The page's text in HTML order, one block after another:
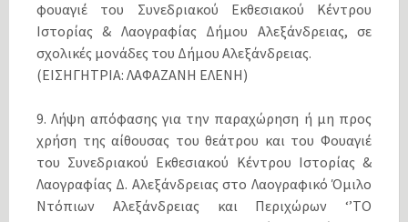
φουαγιέ του Συνεδριακού Εκθεσιακού Κέντρου
Ιστορίας & Λαογραφίας Δήμου Αλεξάνδρειας, σε
σχολικές μονάδες του Δήμου Αλεξάνδρειας.
(ΕΙΣΗΓΗΤΡΙΑ: ΛΑΦΑΖΑΝΗ ΕΛΕΝΗ)
9. Λήψη απόφασης για την παραχώρηση ή μη προς
χρήση της αίθουσας του θεάτρου και του Φουαγιέ
του Συνεδριακού Εκθεσιακού Κέντρου Ιστορίας &
Λαογραφίας Δ. Αλεξάνδρειας στο Λαογραφικό Όμιλο
Ντόπιων Αλεξάνδρειας και Περιχώρων ‘’ΤΟ